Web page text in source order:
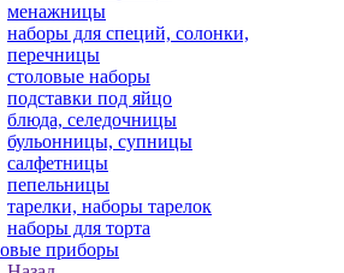
менажницы
наборы для специй, солонки,
перечницы
столовые наборы
подставки под яйцо
блюда, селедочницы
бульонницы, супницы
салфетницы
пепельницы
тарелки, наборы тарелок
наборы для торта
приборы